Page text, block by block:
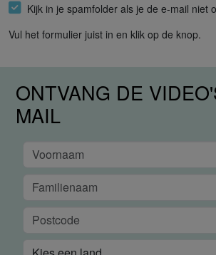
Kijk in je spamfolder als je de e-mail niet
Vul het formulier juist in en klik op de knop.
ONTVANG DE
MAIL